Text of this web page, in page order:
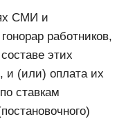
СМИ и
работников,
этих
и (или) оплата их
ставкам